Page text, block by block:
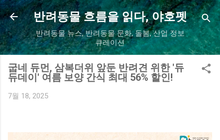
기본 콘텐츠로 건너뛰기
반려동물 흐름을 읽다, 야호펫
반려동물 뉴스, 반려동물 문화, 돌봄, 산업 정보
큐레이션
굽네 듀먼, 삼복더위 앞둔 반려견 위한 '듀
듀데이' 여름 보양 간식 최대 56% 할인!
7월 18, 2025